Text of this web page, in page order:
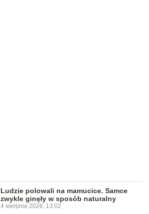
Ludzie polowali na mamucice. Samce
zwykle ginęły w sposób naturalny
4 sierpnia 2026, 13:02